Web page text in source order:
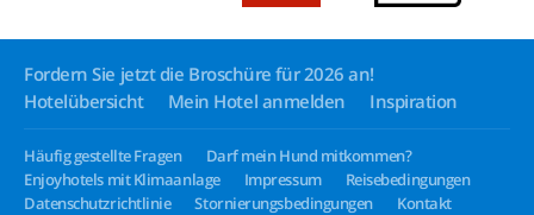
Fordern Sie jetzt die Broschüre für 2026 an!
Hotelübersicht
Mein Hotel anmelden Inspiration
Häufig gestellte Fragen
Darf mein Hund mitkommen?
Enjoyhotels mit Klimaanlage
Impressum
Reisebedingungen
Datenschutzrichtlinie
Stornierungsbedingungen Kontakt